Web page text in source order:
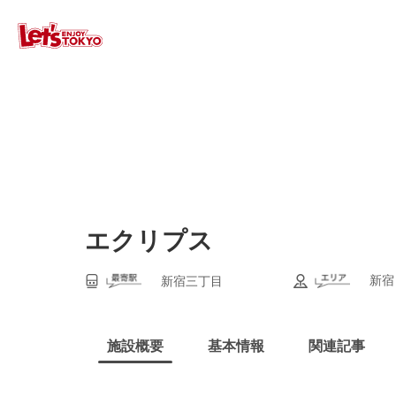
エクリプス
新宿三丁目 新宿
施設概要 基本情報 関連記事